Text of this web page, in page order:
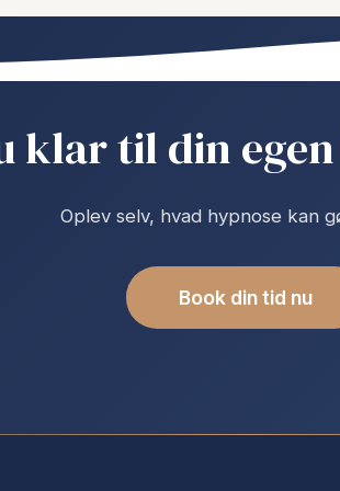
klar til din
Oplev selv, hvad hypnose kan
Book din tid nu